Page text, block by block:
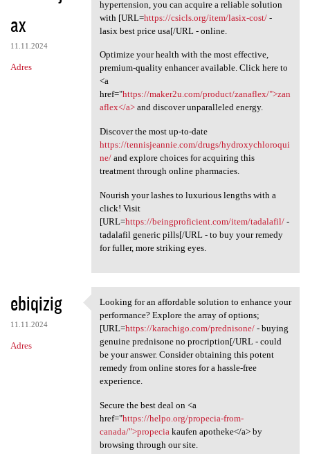
ax
11.11.2024
Adres
hypertension, you can acquire a reliable solution
with [URL=https://csicls.org/item/lasix-cost/-
lasix best price usa[/URL - online.
Optimize your health with the most effective,
premium-quality enhancer available. Click here to
<a
href="https://maker2u.com/product/zanaflex/">zan
aflex</a>and discover unparalleled energy.
Discover the most up-to-date
https://tennisjeannie.com/drugs/hydroxychloroqui
ne/and explore choices for acquiring this
treatment through online pharmacies.
Nourish your lashes to luxurious lengths with a
click! Visit
[URL=https://beingproficient.com/item/tadalafil/-
tadalafil generic pills[/URL - to buy your remedy
for fuller, more striking eyes.
ebiqizig
11.11.2024
Adres
Looking for an affordable
Looking for an affordable solution to enhance your
performance? Explore the array of options;
[URL=https://karachigo.com/prednisone/- buying
genuine prednisone no procription[/URL - could
be your answer. Consider obtaining this potent
remedy from online stores for a hassle-free
experience.
Secure the best deal on <a
href="https://helpo.org/propecia-from-
canada/">propecia kaufen apotheke</a> by
browsing through our site.